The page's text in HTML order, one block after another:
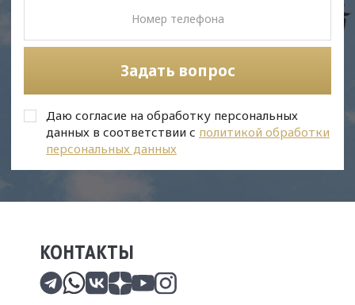
Задать вопрос
Даю согласие на обработку персональных
данных в соответствии с политикой обработки
персональных данных
КОНТАКТЫ